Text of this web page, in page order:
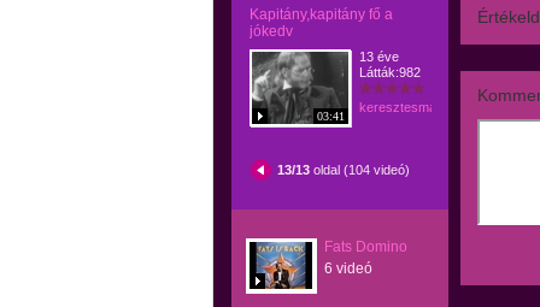
Kapitány,kapitány fő a
jókedv
03:41
13 éve
Látták:982
keresztesmanci
13/13 oldal (104 videó)
Fats Domino
6 videó